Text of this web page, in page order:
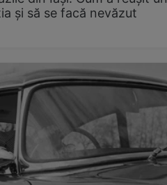
și să se facă nevăzut